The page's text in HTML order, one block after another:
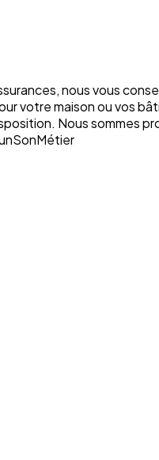
nous vous
votre maison ou vos
Nous sommes